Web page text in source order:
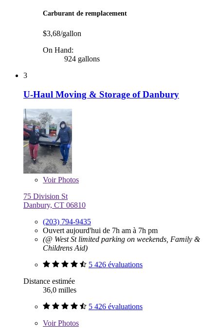
Carburant de remplacement
$3,68/gallon
On Hand:
924 gallons
3
U-Haul Moving & Storage of Danbury
VoirPhotos
75 Division St
Danbury, CT 06810
(203) 794-9435
Ouvert aujourd'hui de 7h am à 7h pm
(@ West St limited parking on weekends, Family &
Childrens Aid)
5 426 évaluations
Distance estimée
36,0 milles
5 426 évaluations
VoirPhotos